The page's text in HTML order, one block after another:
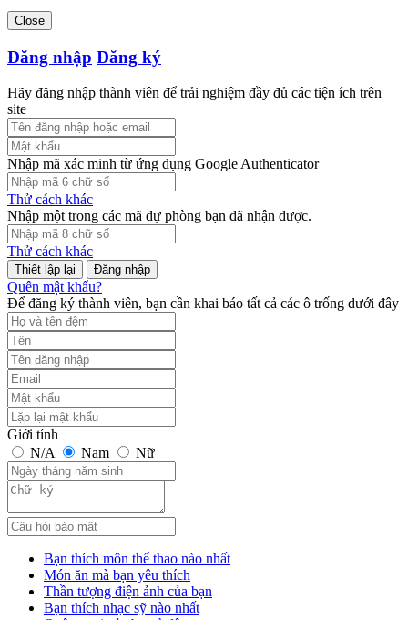
Close
Đăng nhập Đăng ký
Hãy đăng nhập thành viên để trải nghiệm đầy đủ các tiện ích trên
site
Nhập mã xác minh từ ứng dụng Google Authenticator
Thử cách khác
Nhập một trong các mã dự phòng bạn đã nhận được.
Thử cách khác
Đăng nhập
Quên mật khẩu?
Để đăng ký thành viên, bạn cần khai báo tất cả các ô trống dưới đây
Giới tính
N/A
Nam Nữ
Bạn thích môn thể thao nào nhất
Món ăn mà bạn yêu thích
Thần tượng điện ảnh của bạn
Bạn thích nhạc sỹ nào nhất